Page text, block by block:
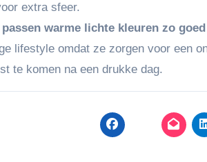
extra sfeer.
passen warme lichte kleuren zo
lifestyle omdat ze zorgen voor een
te komen na een drukke dag.